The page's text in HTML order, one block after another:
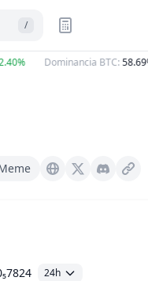
/
Dominancia BTC:58.69%
Bobishere.co X (Twitter)
24h